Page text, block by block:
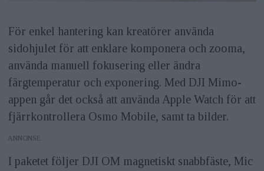
För enkel hantering kan kreatörer använda
sidohjulet för att enklare komponera och zooma,
använda manuell fokusering eller ändra
färgtemperatur och exponering. Med DJI Mimo-
appen går det också att använda Apple Watch för att
fjärrkontrollera Osmo Mobile, samt ta bilder.
ANNONS
I paketet följer DJI OM magnetiskt snabbfäste, Mic